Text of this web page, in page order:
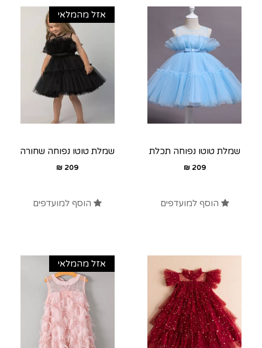
שמלת טוטו נפוחה תכלת
209
₪
הוסף למועדפים
אזל מהמלאי
שמלת טוטו נפוחה שחורה
209
₪
הוסף למועדפים
אזל מהמלאי